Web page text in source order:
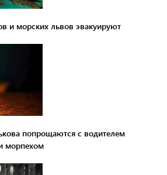
и морских львов эвакуируют
попрощаются с водителем
морпехом